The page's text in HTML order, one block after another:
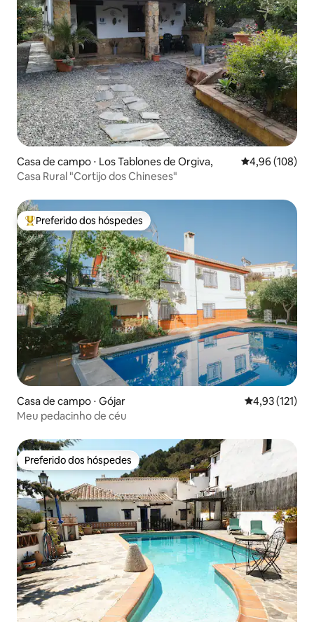
Casa de campo ⋅ Los Tablones de Orgiva, 4,96 de uma
4,96 (108)
Casa Rural "Cortijo dos Chineses"
Entre os melhores preferidos dos hóspedes
Preferido dos hóspedes
Casa de campo ⋅ Gójar 4,93 de uma
4,93 (121)
Meu pedacinho de céu
Preferido dos hóspedes
Preferido dos hóspedes